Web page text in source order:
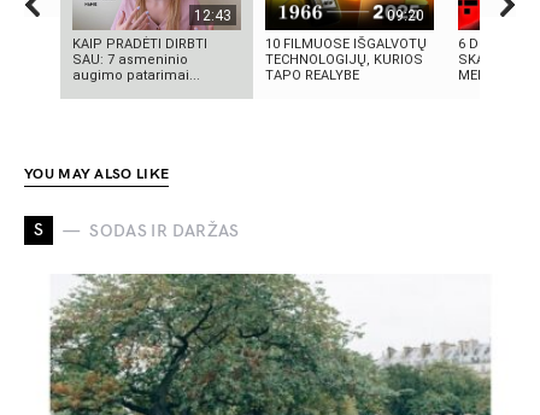
12:43
KAIP PRADĖTI DIRBTI
SAU: 7 asmeninio
augimo patarimai...
09:20
10 FILMUOSE IŠGALVOTŲ
TECHNOLOGIJŲ, KURIOS
TAPO REALYBE
6 DIDŽIAUSI
SKANDALAI:
MELAI IR
YOU MAY ALSO LIKE
S SODAS IR DARŽAS